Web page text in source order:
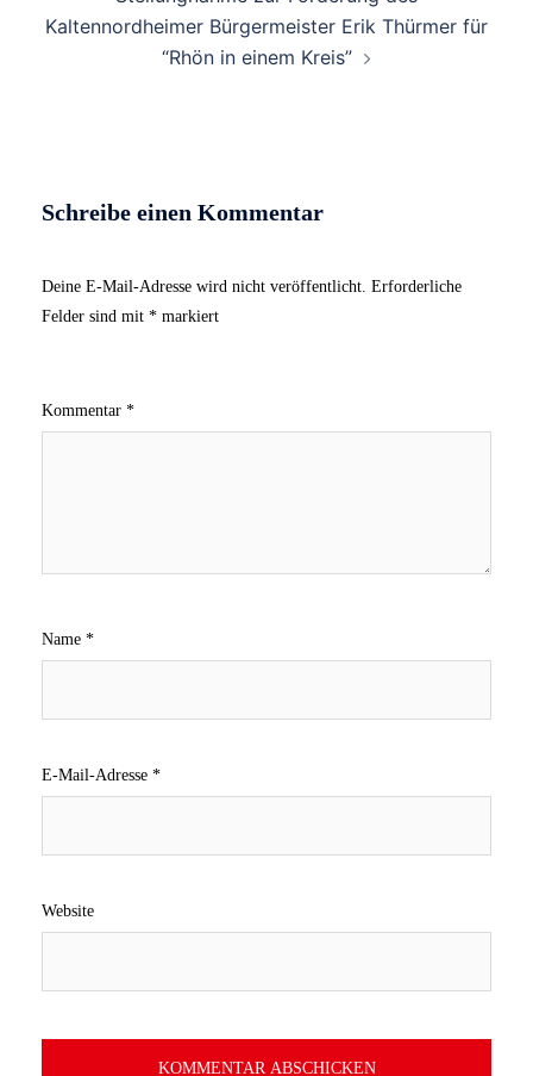
Kaltennordheimer Bürgermeister Erik Thürmer für
“Rhön in einem Kreis”
Schreibe einen Kommentar
Deine E-Mail-Adresse wird nicht veröffentlicht. Erforderliche
Felder sind mit * markiert
Kommentar *
Name *
E-Mail-Adresse *
Website